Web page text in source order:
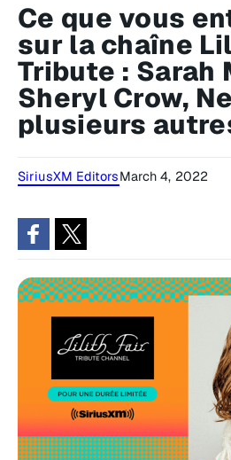
Ce que vous
sur la chaîne
Tribute : Sarah
Sheryl Crow,
plusieurs
SiriusXM EditorsMarch 4, 2022